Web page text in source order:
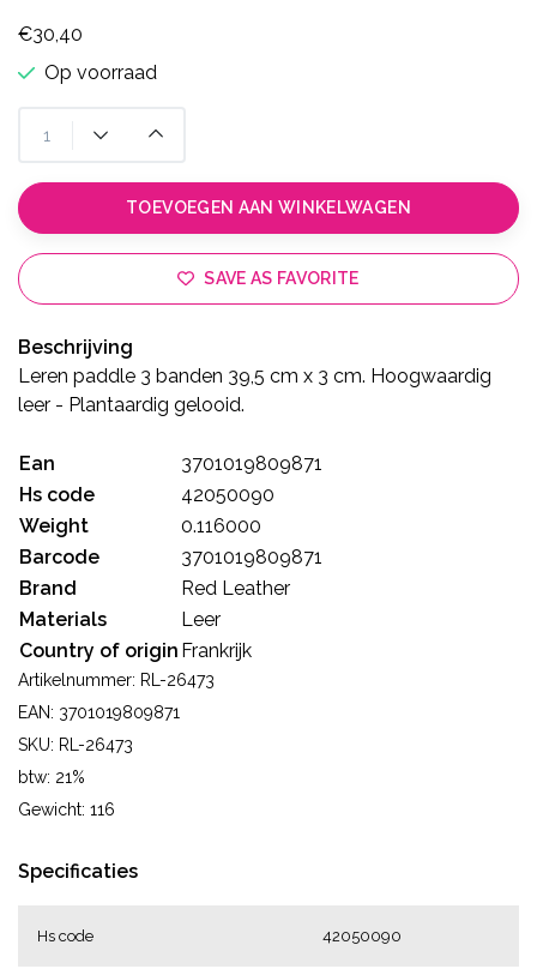
€30,40
Op voorraad
TOEVOEGEN AAN WINKELWAGEN
SAVE AS FAVORITE
Beschrijving
Leren paddle 3 banden 39,5 cm x 3 cm. Hoogwaardig
leer - Plantaardig gelooid.
Ean
3701019809871
Hs code
42050090
Weight
0.116000
Barcode
3701019809871
Brand
Red Leather
Materials
Leer
Country of origin Frankrijk
Artikelnummer: RL-26473
EAN: 3701019809871
SKU: RL-26473
btw: 21%
Gewicht: 116
Specificaties
Hs code 42050090